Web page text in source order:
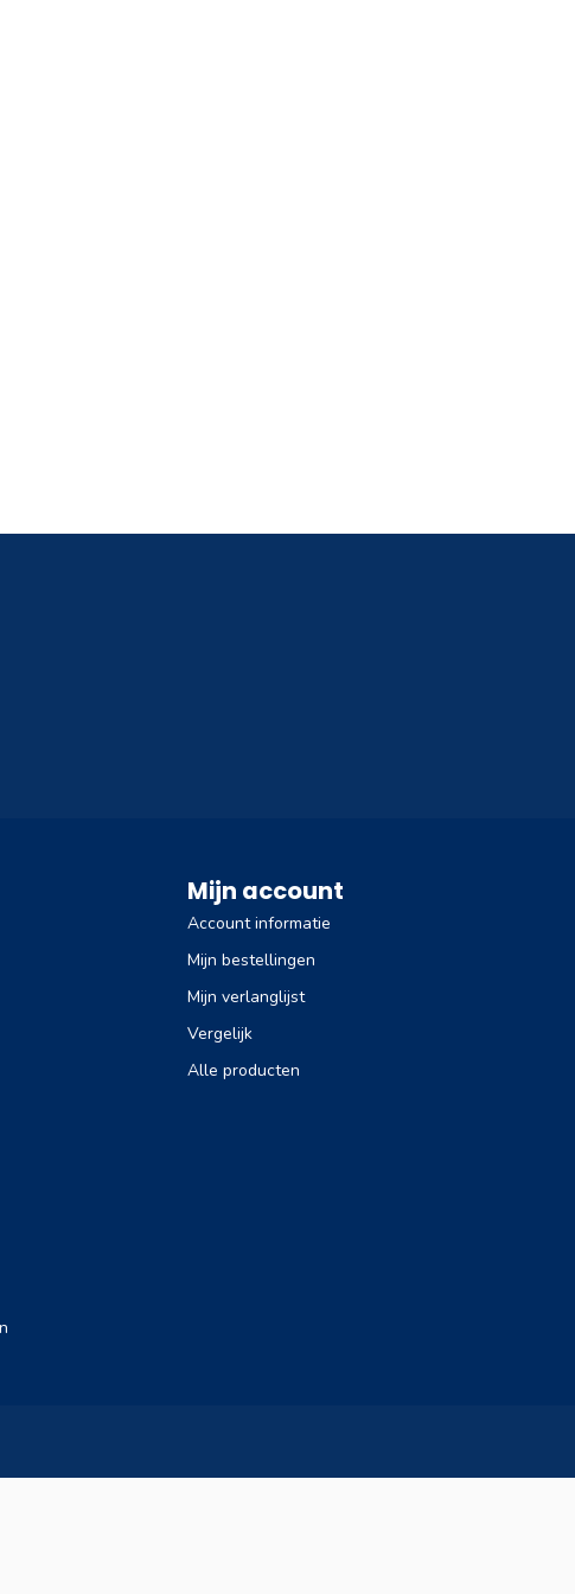
Mijn account
Account informatie
Mijn bestellingen
Mijn verlanglijst
Vergelijk
Alle producten